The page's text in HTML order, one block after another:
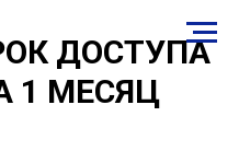
ДОСТУПА
1 МЕСЯЦ